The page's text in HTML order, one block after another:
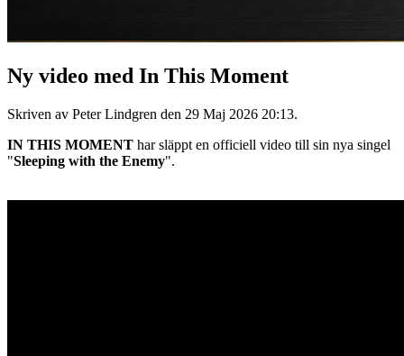
Ny video med In This Moment
Skriven av Peter Lindgren den 29 Maj 2026 20:13.
IN THIS MOMENT har släppt en officiell video till sin nya singel
"Sleeping with the Enemy".